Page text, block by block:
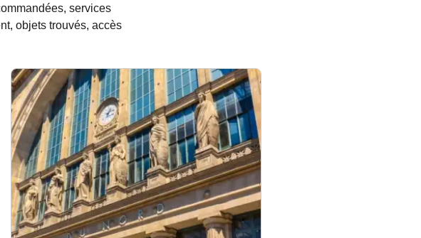
services
objets trouvés, accès